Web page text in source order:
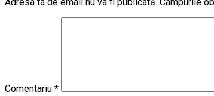
Comentariu *